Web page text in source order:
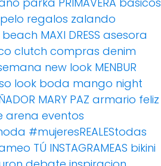
regalos zalando
beach MAXI DRESS asesora
clutch compras denim
new look MENBUR
look boda mango night
MARY PAZ armario feliz
arena eventos
#mujeresREALEStodas
TÚ INSTAGRAMEAS bikini